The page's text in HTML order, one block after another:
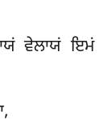
ਵੇਲਾਯਂ ਇਮਂ